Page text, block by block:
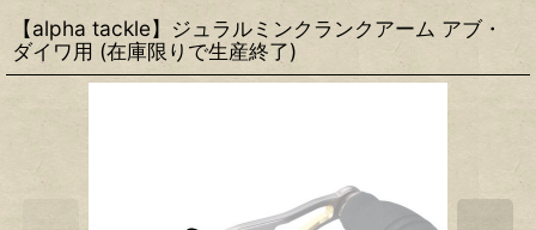
【alpha tackle】ジュラルミンクランクアーム アブ・
ダイワ用 (在庫限りで生産終了)